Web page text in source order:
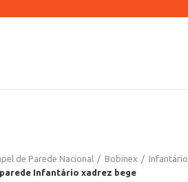
de Parede Nacional Bobinex
Infantário
parede Infantário xadrez bege